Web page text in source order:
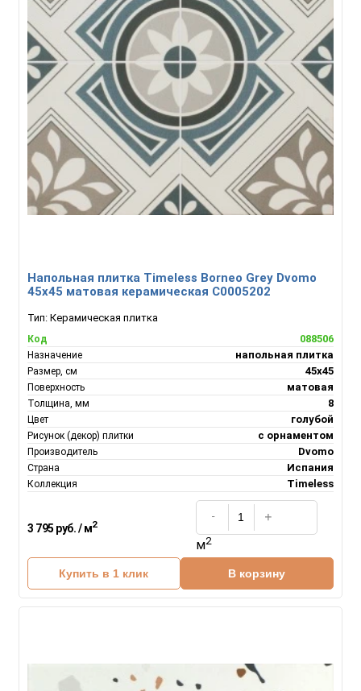
Напольная плитка Timeless Borneo Grey Dvomo
45x45 матовая керамическая С0005202
Тип: Керамическая плитка
Код 088506
Назначение напольная плитка
Размер, см 45x45
Поверхность матовая
Толщина, мм 8
Цвет голубой
Рисунок (декор) плитки с орнаментом
Производитель Dvomo
Страна Испания
Коллекция Timeless
3 795 руб. / м2
м2
Купить в 1 клик В корзину